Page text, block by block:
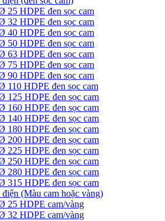
25 HDPE đen sọc cam
32 HDPE đen sọc cam
40 HDPE đen sọc cam
50 HDPE đen sọc cam
63 HDPE đen sọc cam
75 HDPE đen sọc cam
90 HDPE đen sọc cam
110 HDPE đen sọc cam
125 HDPE đen sọc cam
160 HDPE đen sọc cam
140 HDPE đen sọc cam
180 HDPE đen sọc cam
200 HDPE đen sọc cam
225 HDPE đen sọc cam
250 HDPE đen sọc cam
280 HDPE đen sọc cam
315 HDPE đen sọc cam
(Màu cam hoặc vàng)
25 HDPE cam/vàng
32 HDPE cam/vàng